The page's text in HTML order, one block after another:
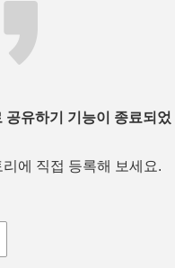
유하기 기능이 종료되었
에 직접 등록해 보세요.